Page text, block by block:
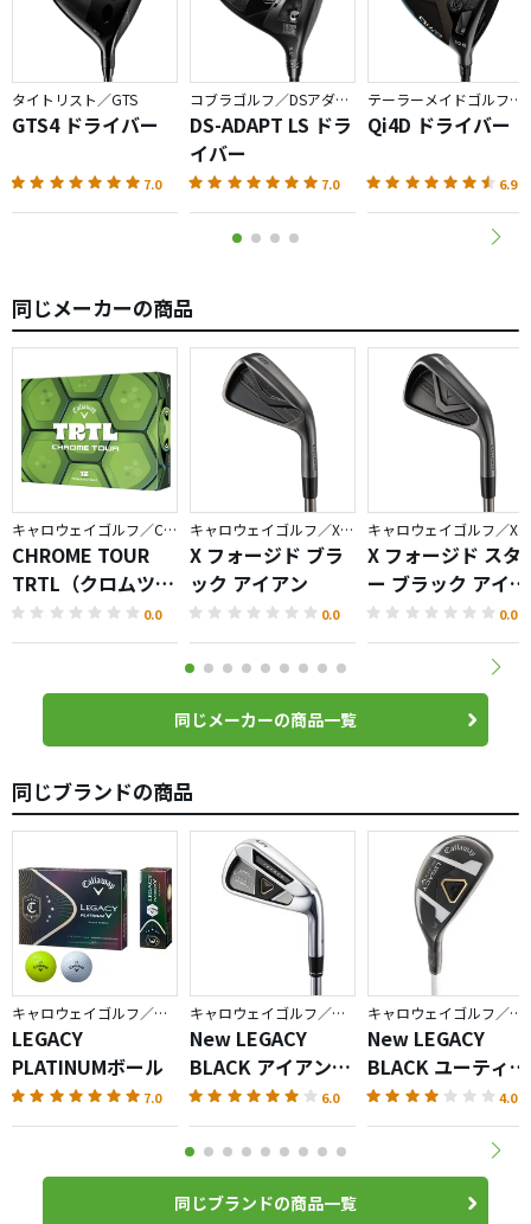
タイトリスト／GTS
GTS4 ドライバー
7.0
コブラゴルフ／DSアダプト
DS-ADAPT LS ドラ
イバー
7.0
テーラーメイドゴルフ／Qi4D
Qi4D ドライバー
6.9
同じメーカーの商品
キャロウェイゴルフ／CHROME
CHROME TOUR
TRTL（クロムツア
ータートル）ボー
ル
0.0
キャロウェイゴルフ／X FORGED
X フォージド ブラ
ック アイアン
0.0
X フォージド スタ
ー ブラック アイア
ン
0.0
同じメーカーの商品一覧
同じブランドの商品
キャロウェイゴルフ／レガシー
LEGACY
PLATINUMボール
7.0
キャロウェイゴルフ／レガシー
New LEGACY
BLACK アイアン
（2013）
6.0
キャロウェイゴルフ／レガシー
New LEGACY
BLACK ユーティリ
ティ（2013）
4.0
同じブランドの商品一覧